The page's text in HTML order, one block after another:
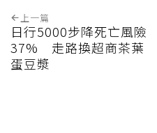
上一篇
日行5000步降死亡風險
37% 走路換超商茶葉
蛋豆漿